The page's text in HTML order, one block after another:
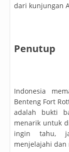
dari kunjungan
Penutup
Indonesia
Benteng Fort
adalah bukti
menarik untuk
ingin tahu,
menjelajahi dan